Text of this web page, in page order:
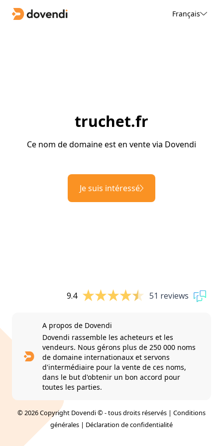
Français
truchet.fr
Ce nom de domaine est en vente via Dovendi
Je suis intéressé
9.4 51 reviews
A propos de Dovendi
Dovendi rassemble les acheteurs et les
vendeurs. Nous gérons plus de 250 000 noms
de domaine internationaux et servons
d'intermédiaire pour la vente de ces noms,
dans le but d'obtenir un bon accord pour
toutes les parties.
© 2026 Copyright Dovendi © - tous droits réservés | Conditions
générales | Déclaration de confidentialité